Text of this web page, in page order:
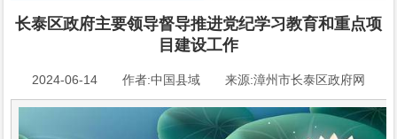
长泰区政府主要领导督导推进党纪学习教育和重点项
目建设工作
2024-06-14 作者:中国县域 来源:漳州市长泰区政府网